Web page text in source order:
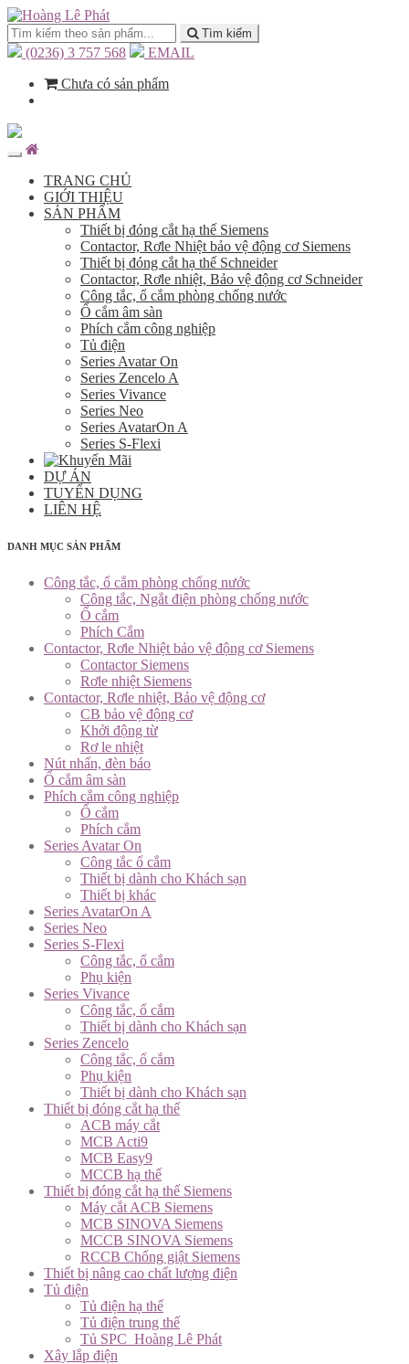
Tìm kiếm
(0236) 3 757 568
EMAIL
Chưa có sản phẩm
TRANG CHỦ
GIỚI THIỆU
SẢN PHẨM
Thiết bị đóng cắt hạ thế Siemens
Contactor, Rơle Nhiệt bảo vệ động cơ Siemens
Thiết bị đóng cắt hạ thế Schneider
Contactor, Rơle nhiệt, Bảo vệ động cơ Schneider
Công tắc, ổ cắm phòng chống nước
Ổ cắm âm sàn
Phích cắm công nghiệp
Tủ điện
Series Avatar On
Series Zencelo A
Series Vivance
Series Neo
Series AvatarOn A
Series S-Flexi
DỰ ÁN
TUYỂN DỤNG
LIÊN HỆ
DANH MỤC SẢN PHẨM
Công tắc, ổ cắm phòng chống nước
Công tắc, Ngắt điện phòng chống nước
Ổ cắm
Phích Cắm
Contactor, Rơle Nhiệt bảo vệ động cơ Siemens
Contactor Siemens
Rơle nhiệt Siemens
Contactor, Rơle nhiệt, Bảo vệ động cơ
CB bảo vệ động cơ
Khởi động từ
Rơ le nhiệt
Nút nhấn, đèn báo
Ổ cắm âm sàn
Phích cắm công nghiệp
Ổ cắm
Phích cắm
Series Avatar On
Công tắc ổ cắm
Thiết bị dành cho Khách sạn
Thiết bị khác
Series AvatarOn A
Series Neo
Series S-Flexi
Công tắc, ổ cắm
Phụ kiện
Series Vivance
Công tắc, ổ cắm
Thiết bị dành cho Khách sạn
Series Zencelo
Công tắc, ổ cắm
Phụ kiện
Thiết bị dành cho Khách sạn
Thiết bị đóng cắt hạ thế
ACB máy cắt
MCB Acti9
MCB Easy9
MCCB hạ thế
Thiết bị đóng cắt hạ thế Siemens
Máy cắt ACB Siemens
MCB SINOVA Siemens
MCCB SINOVA Siemens
RCCB Chống giật Siemens
Thiết bị nâng cao chất lượng điện
Tủ điện
Tủ điện hạ thế
Tủ điện trung thế
Tủ SPC_Hoàng Lê Phát
Xây lắp điện